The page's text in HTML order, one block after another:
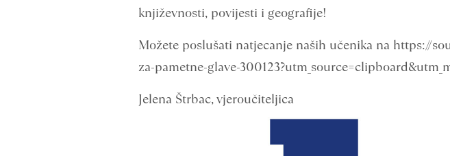
književnosti, povijesti i geografije!
Možete poslušati natjecanje naših učenika na https://
za-pametne-glave-
Jelena Štrbac, vjeroučiteljica